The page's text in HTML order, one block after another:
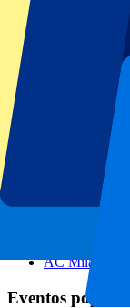
Footer menu
Clubes
Manchester
Manchester City
AC Milan
Eventos